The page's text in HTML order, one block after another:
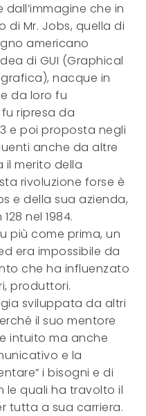
che in
di Mr. Jobs, quella di
americano
di GUI (Graphical
nacque in
da loro fu
fu ripresa da
e poi proposta negli
anche da altre
il merito della
rivoluzione forse è
e della sua azienda,
nel 1984.
più come prima, un
era impossibile da
che ha influenzato
produttori.
sviluppata da altri
il suo mentore
intuito ma anche
e la
i bisogni e di
le quali ha travolto il
tutta a sua carriera.